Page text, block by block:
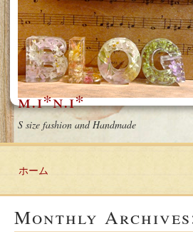
m.i*n.i*
S size fashion and Handmade
ホーム
Monthly